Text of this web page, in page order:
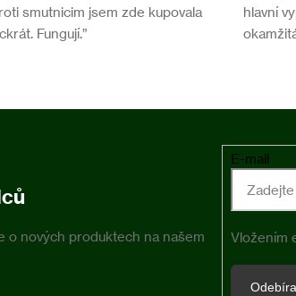
smutnicim jsem zde kupovala
Fungují.”
hlavní
o nových produktech na našem
E-mail
Vložením